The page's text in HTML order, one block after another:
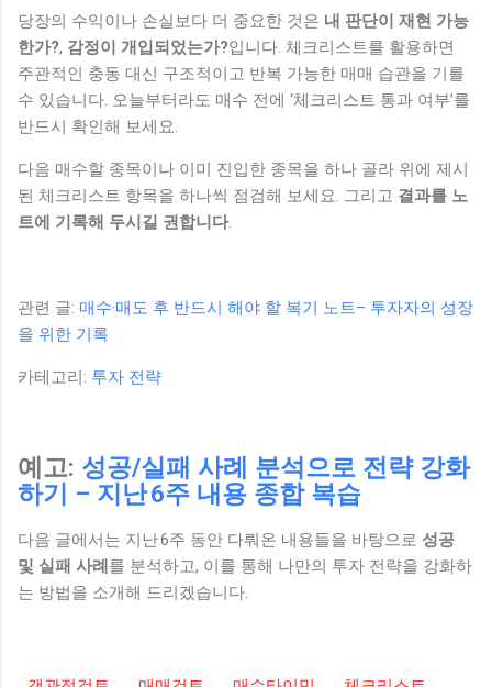
당장의 수익이나 손실보다 더 중요한 것은 내 판단이 재현 가능
한가?, 감정이 개입되었는가?입니다. 체크리스트를 활용하면
주관적인 충동 대신 구조적이고 반복 가능한 매매 습관을 기를
수 있습니다. 오늘부터라도 매수 전에 ‘체크리스트 통과 여부’를
반드시 확인해 보세요.
다음 매수할 종목이나 이미 진입한 종목을 하나 골라 위에 제시
된 체크리스트 항목을 하나씩 점검해 보세요. 그리고 결과를 노
트에 기록해 두시길 권합니다.
관련 글: 매수·매도 후 반드시 해야 할 복기 노트– 투자자의 성장
을 위한 기록
카테고리: 투자 전략
예고: 성공/실패 사례 분석으로 전략 강화
하기 – 지난 6주 내용 종합 복습
다음 글에서는 지난 6주 동안 다뤄온 내용들을 바탕으로 성공
및 실패 사례 를 분석하고, 이를 통해 나만의 투자 전략을 강화하
는 방법을 소개해 드리겠습니다.